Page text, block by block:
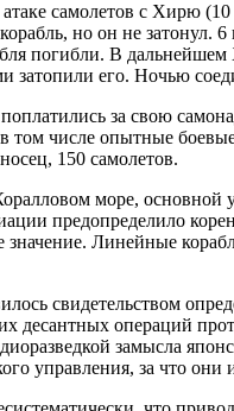
самолетов с Хирю
но он не
погибли. В
затопили его. Ночью
за свою
том числе опытные
150 самолетов.
море, основной
предопределило
Линейные
свидетельством
десантных операций
замысла
управления, за что